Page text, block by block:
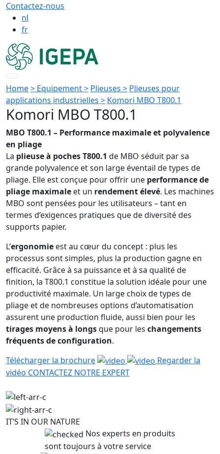
Contactez-nous
nl
fr
Home> Equipement > Plieuses > Plieuses pour
applications industrielles > Komori MBO T800.1
Komori MBO T800.1
MBO T800.1 – Performance maximale et polyvalence
en pliage
La plieuse à poches T800.1 de MBO séduit par sa
grande polyvalence et son large éventail de types de
pliage. Elle est conçue pour offrir une performance de
pliage maximale et un rendement élevé. Les machines
MBO sont pensées pour les utilisateurs – tant en
termes d’exigences pratiques que de diversité des
supports papier.
L’ergonomie est au cœur du concept : plus les
processus sont simples, plus la production gagne en
efficacité. Grâce à sa puissance et à sa qualité de
finition, la T800.1 constitue la solution idéale pour une
productivité maximale. Un large choix de types de
pliage et de nombreuses options d’automatisation
assurent une production fluide, aussi bien pour les
tirages moyens à longsque pour les changements
fréquents de configuration.
Télécharger la brochure
Regarder la
vidéo CONTACTEZ NOTRE EXPERT
IT’S IN OUR NATURE
Nos experts en produits
sont toujours à votre service